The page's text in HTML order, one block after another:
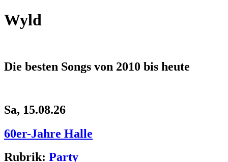
Wyld
Die besten Songs von 2010 bis heute
Sa, 15.08.26
60er-Jahre Halle
Rubrik: Party